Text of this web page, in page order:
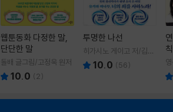
웹툰동화 다정한 말,
단단한 말
돌배 글그림/고정욱 원저
10.0 ( 2)
투명한 나선
히가시노 게이고 저/김선
영 역10.0 (56)
칙